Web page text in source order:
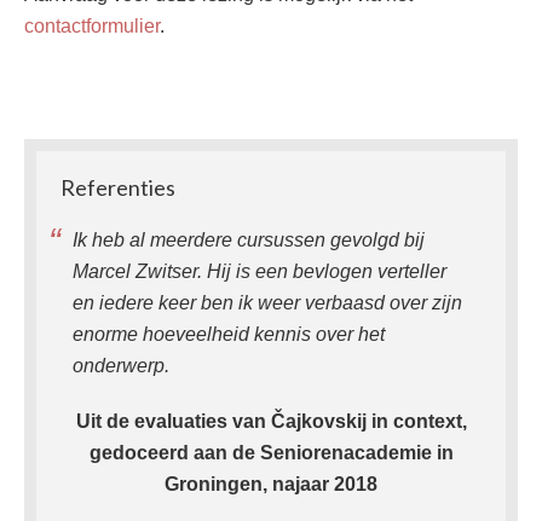
contactformulier.
SidebarReferenties
Ik heb al meerdere cursussen gevolgd bij
Marcel Zwitser. Hij is een bevlogen verteller
en iedere keer ben ik weer verbaasd over zijn
enorme hoeveelheid kennis over het
onderwerp.
Uit de evaluaties van Čajkovskij in context,
gedoceerd aan de Seniorenacademie in
Groningen, najaar 2018